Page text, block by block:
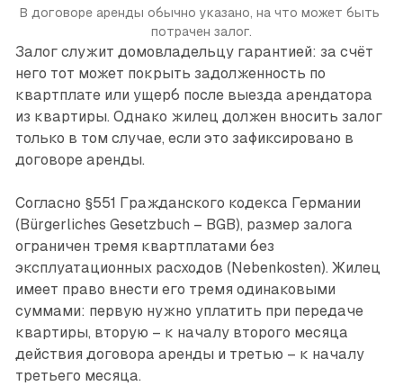
В договоре аренды обычно указано, на что может быть
потрачен залог.
Залог служит домовладельцу гарантией: за счёт
него тот может покрыть задолженность по
квартплате или ущерб после выезда арендатора
из квартиры. Однако жилец должен вносить залог
только в том случае, если это зафиксировано в
договоре аренды.
Согласно §551 Гражданского кодекса Германии
(Bürgerliches Gesetzbuch – BGB), размер залога
ограничен тремя квартплатами без
эксплуатационных расходов (Nebenkosten). Жилец
имеет право внести его тремя одинаковыми
суммами: первую нужно уплатить при передаче
квартиры, вторую – к началу второго месяца
действия договора аренды и третью – к началу
третьего месяца.